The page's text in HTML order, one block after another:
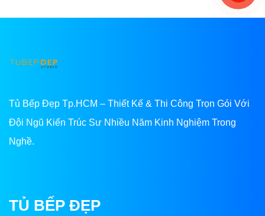
Tủ Bếp Đẹp Tp.HCM – Thiết Kế & Thi Công Trọn Gói Với
Đội Ngũ Kiến Trúc Sư Nhiều Năm Kinh Nghiệm Trong
Nghề.
TỦ BẾP ĐẸP